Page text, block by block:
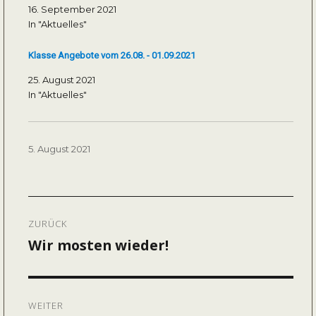
16. September 2021
In "Aktuelles"
Klasse Angebote vom 26.08. - 01.09.2021
25. August 2021
In "Aktuelles"
Veröffentlicht
5. August 2021
ZURÜCK
Vorheriger
Wir mosten wieder!
WEITER